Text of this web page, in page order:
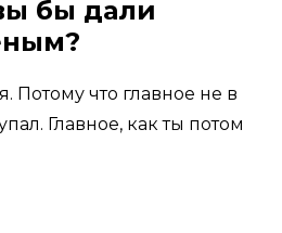
бы дали
Потому что главное не в
Главное, как ты потом